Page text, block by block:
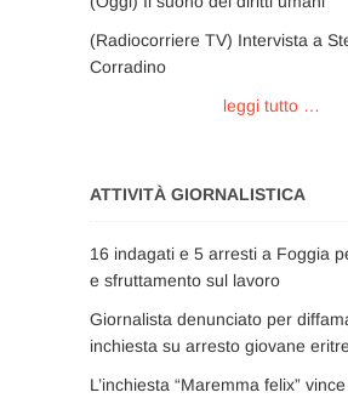
(Radiocorriere TV) Intervista a
Corradino
leggi tutto …
ATTIVITÀ GIORNALISTICA
16 indagati e 5 arresti a Foggia
e sfruttamento sul lavoro
Giornalista denunciato per
inchiesta su arresto giovane
L’inchiesta “Maremma felix”